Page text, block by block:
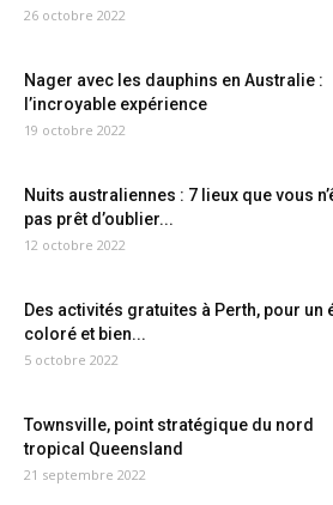
26 octobre 2022
Nager avec les dauphins en Australie :
l’incroyable expérience
19 octobre 2022
Nuits australiennes : 7 lieux que vous
pas prêt d’oublier...
12 octobre 2022
Des activités gratuites à Perth, pour un
coloré et bien...
5 octobre 2022
Townsville, point stratégique du nord
tropical Queensland
21 septembre 2022